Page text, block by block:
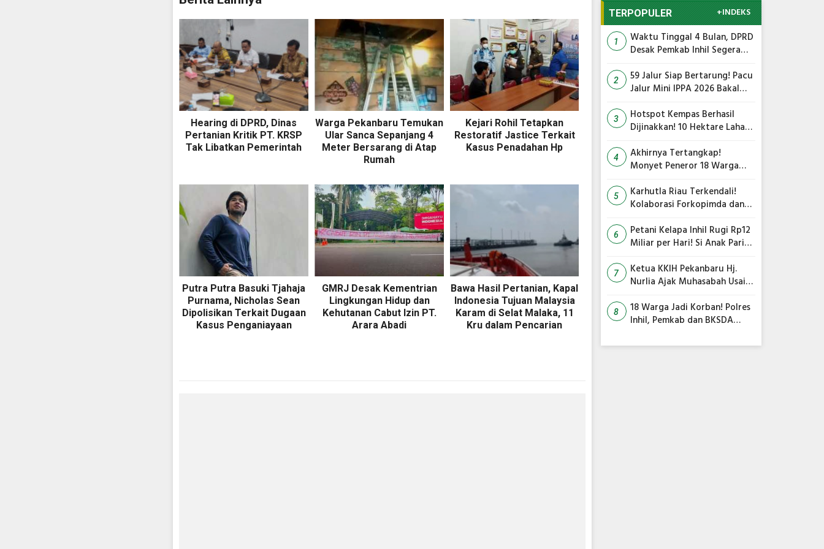
Hearing di DPRD, Dinas
Pertanian Kritik PT. KRSP
Tak Libatkan Pemerintah
Warga Pekanbaru Temukan
Ular Sanca Sepanjang 4
Meter Bersarang di Atap
Rumah
Kejari Rohil Tetapkan
Restoratif Jastice Terkait
Kasus Penadahan Hp
Putra Putra Basuki Tjahaja
Purnama, Nicholas Sean
Dipolisikan Terkait Dugaan
Kasus Penganiayaan
GMRJ Desak Kementrian
Lingkungan Hidup dan
Kehutanan Cabut Izin PT.
Arara Abadi
Bawa Hasil Pertanian, Kapal
Indonesia Tujuan Malaysia
Karam di Selat Malaka, 11
Kru dalam Pencarian
TERPOPULER +INDEKS
1
Waktu Tinggal 4 Bulan, DPRD
Desak Pemkab Inhil Segera
2
59 Jalur Siap Bertarung! Pacu
Jalur Mini IPPA 2026 Bakal
3
Hotspot Kempas Berhasil
Dijinakkan! 10 Hektare Lahan
Inhil Pimpin Langsung
Pemadaman
4
Akhirnya Tertangkap!
Monyet Peneror 18 Warga
5
Karhutla Riau Terkendali!
Kolaborasi Forkopimda dan
Utama
6
Petani Kelapa Inhil Rugi Rp12
Miliar per Hari! Si Anak Parit
Terus Anjlok
7
Ketua KKIH Pekanbaru Hj.
Nurlia Ajak Muhasabah Usai
Serangan Monyet di
Tembilahan
8
18 Warga Jadi Korban! Polres
Inhil, Pemkab dan BKSDA
Peneror Tembilahan